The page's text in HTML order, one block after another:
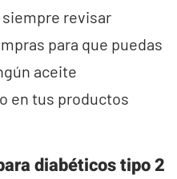
revisar
para que puedas
aceite
en tus productos
diabéticos tipo 2